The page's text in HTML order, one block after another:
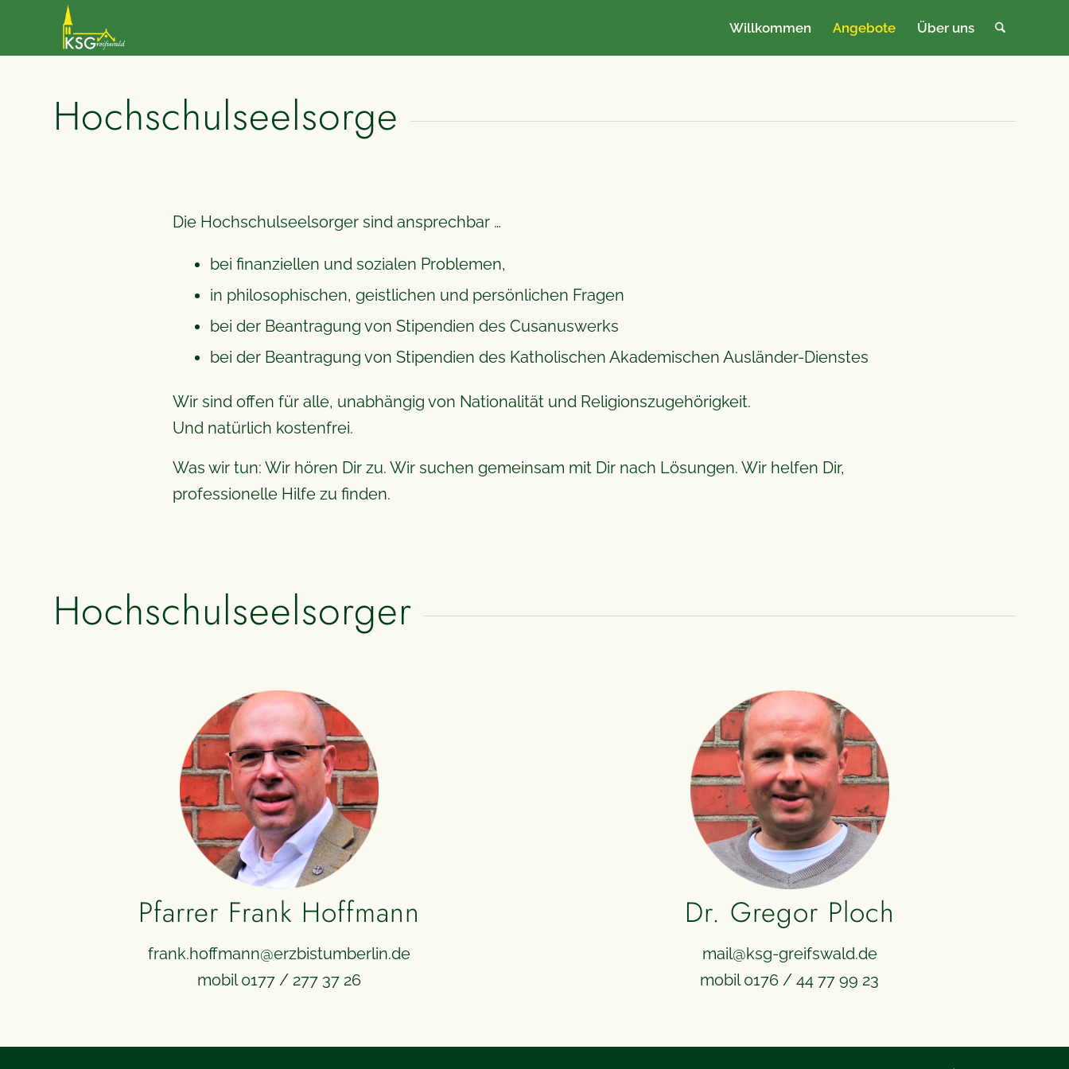
Willkommen Angebote Über uns
Hochschul­seelsorge
Die Hochschulseelsorger sind ansprechbar …
bei finanziellen und sozialen Problemen,
in philosophischen, geistlichen und persönlichen Fragen
bei der Beantragung von Stipendien des Cusanuswerks
bei der Beantragung von Stipendien des Katholischen Akademischen Ausländer-Dienstes
Wir sind offen für alle, unabhängig von Nationalität und Religionszugehörigkeit.
Und natürlich kostenfrei.
Was wir tun: Wir hören Dir zu. Wir suchen gemeinsam mit Dir nach Lösungen. Wir helfen Dir,
professionelle Hilfe zu finden.
Hochschul­seelsorger
Pfarrer Frank Hoffmann
frank.hoffmann@erzbistumberlin.de
mobil 0177 / 277 37 26
Dr. Gregor Ploch
mail@ksg-greifswald.de
mobil 0176 / 44 77 99 23